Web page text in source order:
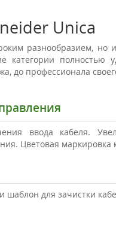
Unica
разнообразием, но
полностью
до профессионала
ввода кабеля.
Цветовая маркировка
шаблон для зачистки